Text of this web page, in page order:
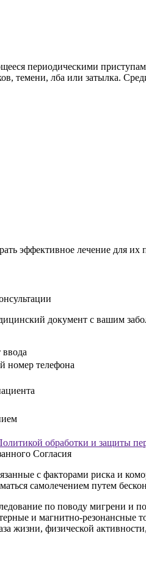
периодическими
темени, лба или затылка.
эффективное лечение для их
документ с вашим
номер телефона
обработки и защиты
Согласия
с факторами риска и
самолечением путем
по поводу мигрени и
и магнитно-резонансные
жизни, физической